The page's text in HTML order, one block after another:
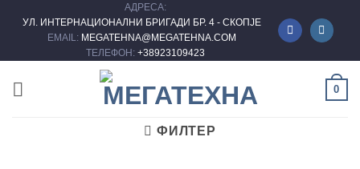
АДРЕСА:
УЛ. ИНТЕРНАЦИОНАЛНИ БРИГАДИ БР. 4 - СКОПЈЕ
EMAIL: MEGATEHNA@MEGATEHNA.COM
ТЕЛЕФОН: +38923109423
0
ФИЛТЕР